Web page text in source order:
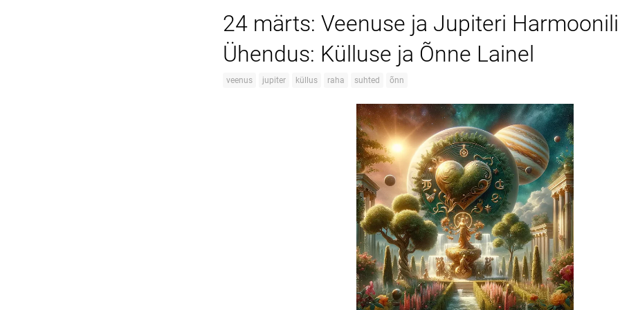
24 märts: Veenuse ja Jupiteri
Ühendus: Külluse ja Õnne Lainel
veenus jupiter küllus raha suhted õnn